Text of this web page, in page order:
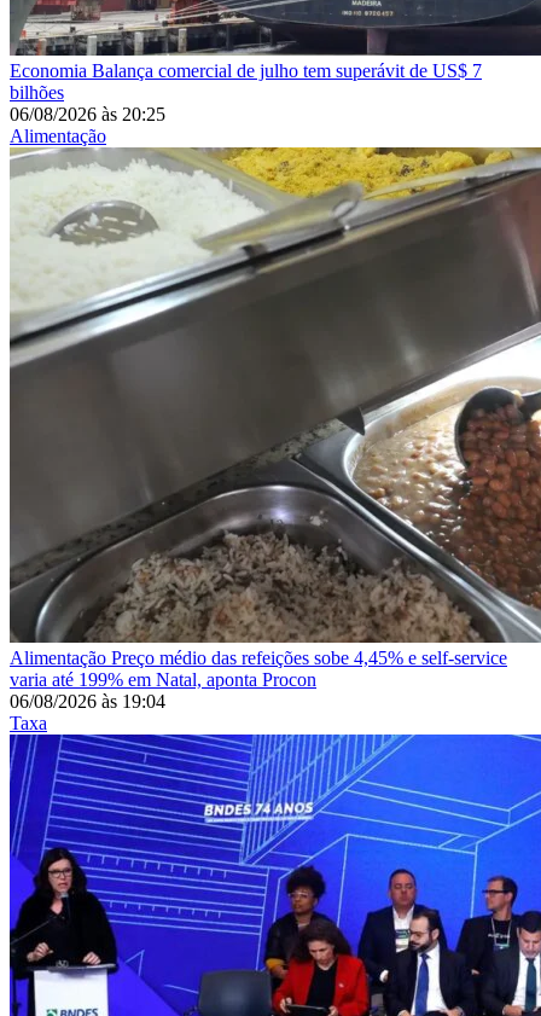
Economia Balança comercial de julho tem superávit de US$ 7
bilhões
06/08/2026 às 20:25
Alimentação
Alimentação Preço médio das refeições sobe 4,45% e self-service
varia até 199% em Natal, aponta Procon
06/08/2026 às 19:04
Taxa